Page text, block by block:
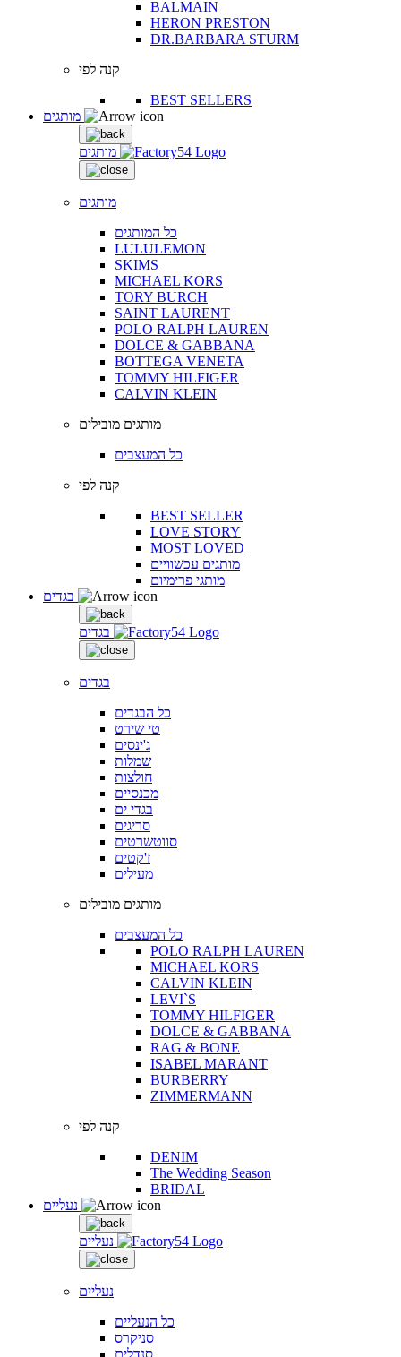
BALMAIN
HERON PRESTON
DR.BARBARA STURM
קנה לפי
BEST SELLERS
מותגים
מותגים
כל המותגים
LULULEMON
SKIMS
MICHAEL KORS
TORY BURCH
SAINT LAURENT
POLO RALPH LAUREN
DOLCE & GABBANA
BOTTEGA VENETA
TOMMY HILFIGER
CALVIN KLEIN
מותגים מובילים
כל המעצבים
קנה לפי
BEST SELLER
LOVE STORY
MOST LOVED
מותגים עכשוויים
מותגי פרימיום
בגדים
בגדים
כל הבגדים
טי שירט
ג'ינסים
שמלות
חולצות
מכנסיים
בגדי ים
סריגים
סווטשרטים
ז'קטים
מעילים
מותגים מובילים
כל המעצבים
POLO RALPH LAUREN
MICHAEL KORS
CALVIN KLEIN
LEVI`S
TOMMY HILFIGER
DOLCE & GABBANA
RAG & BONE
ISABEL MARANT
BURBERRY
ZIMMERMANN
קנה לפי
DENIM
The Wedding Season
BRIDAL
נעליים
נעליים
כל הנעליים
סניקרס
סנדלים